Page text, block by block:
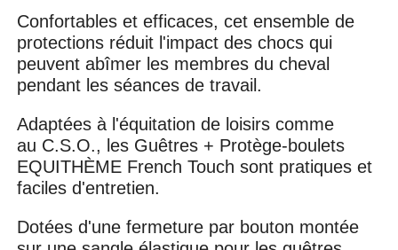
Confortables et efficaces, cet ensemble de
protections réduit l'impact des chocs qui
peuvent abîmer les membres du cheval
pendant les séances de travail.
Adaptées à l'équitation de loisirs comme
au C.S.O., les Guêtres + Protège-boulets
EQUITHÈME French Touch sont pratiques et
faciles d'entretien.
Dotées d'une fermeture par bouton montée